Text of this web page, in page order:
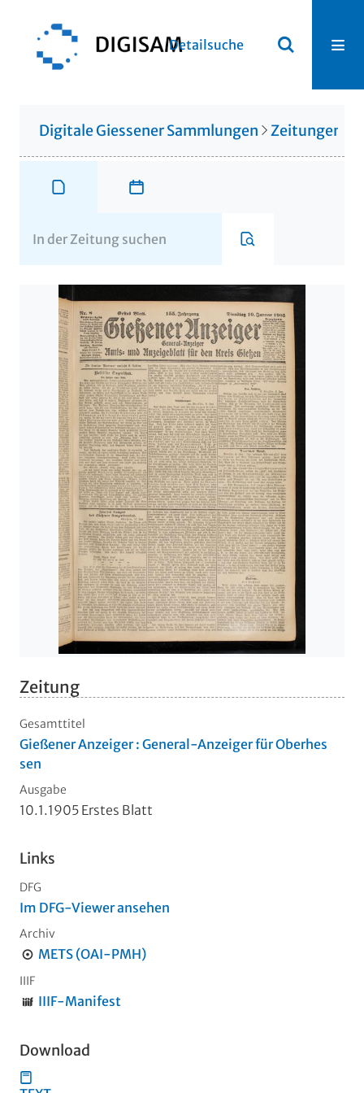
Detailsuche
Digitale Giessener Sammlungen Zeitungen
Zeitung
Gesamttitel
Gießener Anzeiger : General-Anzeiger für Oberhes
sen
Ausgabe
10.1.1905 Erstes Blatt
Links
DFG
Im DFG-Viewer ansehen
Archiv
METS (OAI-PMH)
IIIF
IIIF-Manifest
Download